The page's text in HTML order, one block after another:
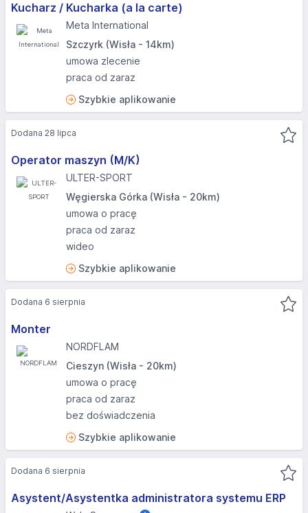
Kucharz / Kucharka (a la carte)
Meta International
Szczyrk (Wisła - 14km)
umowa zlecenie
praca od zaraz
Szybkie aplikowanie
Operator maszyn (M/K)
ULTER-SPORT
Węgierska Górka (Wisła - 20km)
umowa o pracę
praca od zaraz
wideo
Szybkie aplikowanie
Dodana 28 lipca
Monter
NORDFLAM
Cieszyn (Wisła - 20km)
umowa o pracę
praca od zaraz
bez doświadczenia
Szybkie aplikowanie
Dodana 6 sierpnia
Asystent/Asystentka administratora systemu ERP
Dodana 6 sierpnia